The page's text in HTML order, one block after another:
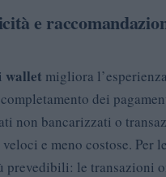
e
wallet migliora
dei
non bancarizzati o
e meno costose. Per
prevedibili: le transazioni